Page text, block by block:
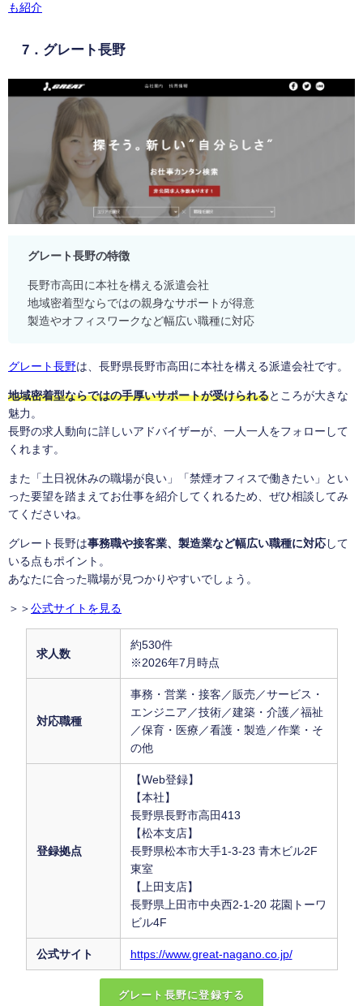
も紹介
7．グレート長野
グレート長野の特徴
長野市高田に本社を構える派遣会社
地域密着型ならではの親身なサポートが得意
製造やオフィスワークなど幅広い職種に対応
グレート長野は、長野県長野市高田に本社を構える派遣会社です。
地域密着型ならではの手厚いサポートが受けられるところが大きな
魅力。
長野の求人動向に詳しいアドバイザーが、一人一人をフォローして
くれます。
また「土日祝休みの職場が良い」「禁煙オフィスで働きたい」とい
った要望を踏まえてお仕事を紹介してくれるため、ぜひ相談してみ
てくださいね。
グレート長野は事務職や接客業、製造業など幅広い職種に対応 して
いる点もポイント。
あなたに合った職場が見つかりやすいでしょう。
＞＞ 公式サイトを見る
求人数
約530件
※2026年7月時点
対応職種
事務・営業・接客／販売／サービス・
エンジニア／技術／建築・介護／福祉
／保育・医療／看護・製造／作業・そ
の他
登録拠点
【Web登録】
【本社】
長野県長野市高田413
【松本支店】
長野県松本市大手1-3-23 青木ビル2F
東室
【上田支店】
長野県上田市中央西2-1-20 花園トーワ
ビル4F
公式サイト https://www.great-nagano.co.jp/
グレート長野に登録する